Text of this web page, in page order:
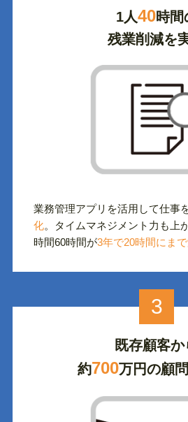
1人40時間
残業削減を
業務管理アプリを活用して仕事
化。タイムマネジメント力も上
時間60時間が3年で20時間にま
3
既存顧客か
約700万円の顧